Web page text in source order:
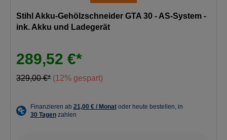
Stihl Akku-Gehölzschneider GTA 30 - AS-System -
ink. Akku und Ladegerät
289,52 €*
329,00 €* (12% gespart)